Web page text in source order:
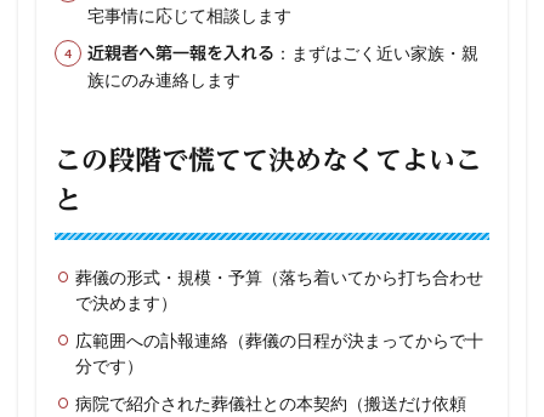
宅事情に応じて相談します
近親者へ第一報を入れる ：まずはごく近い家族・親
族にのみ連絡します
この段階で慌てて決めなくてよいこ
と
葬儀の形式・規模・予算（落ち着いてから打ち合わせ
で決めます）
広範囲への訃報連絡（葬儀の日程が決まってからで十
分です）
病院で紹介された葬儀社との本契約（搬送だけ依頼